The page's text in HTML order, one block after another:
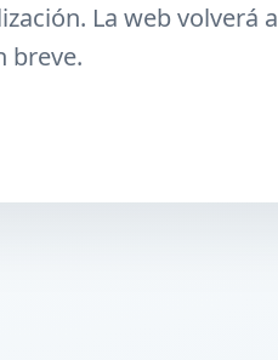
La web volverá a
breve.